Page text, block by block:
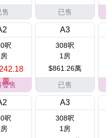
售 已售
呎
萬
發售
A3
308呎
1房
$861.26萬
已售
呎
A3
308呎
1房